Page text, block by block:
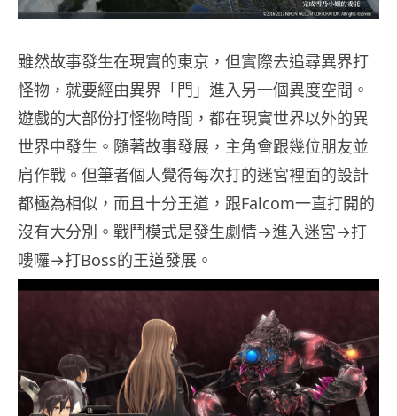
雖然故事發生在現實的東京，但實際去追尋異界打
怪物，就要經由異界「門」進入另一個異度空間。
遊戲的大部份打怪物時間，都在現實世界以外的異
世界中發生。隨著故事發展，主角會跟幾位朋友並
肩作戰。但筆者個人覺得每次打的迷宮裡面的設計
都極為相似，而且十分王道，跟Falcom一直打開的
沒有大分別。戰鬥模式是發生劇情→進入迷宮→打
嘍囉→打Boss的王道發展。